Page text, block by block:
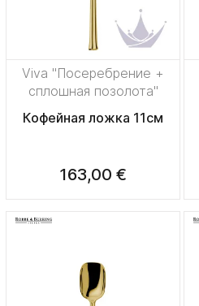
Viva "Посеребрение +
сплошная позолота"
Кофейная ложка 11см
163,00 €